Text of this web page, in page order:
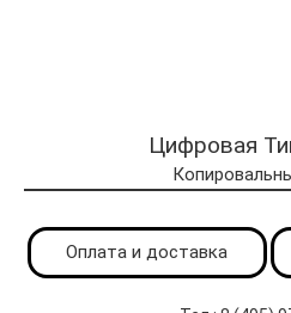
Цифровая
Оплата и доставка